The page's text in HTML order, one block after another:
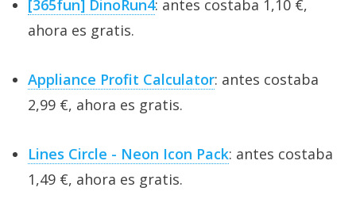
[365fun] DinoRun4: antes costaba 1,10 €,
ahora es gratis.
Appliance Profit Calculator: antes costaba
2,99 €, ahora es gratis.
Lines Circle - Neon Icon Pack: antes costaba
1,49 €, ahora es gratis.